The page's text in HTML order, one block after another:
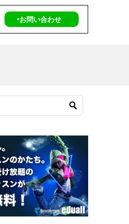
‣お問い合わせ